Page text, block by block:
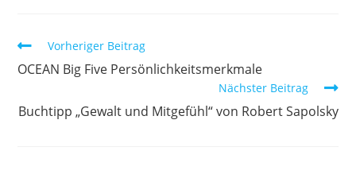
Weitere
ansehen
Vorheriger Beitrag
OCEAN Big Five Persönlichkeitsmerkmale
Nächster Beitrag
Buchtipp „Gewalt und Mitgefühl“ von Robert Sapolsky